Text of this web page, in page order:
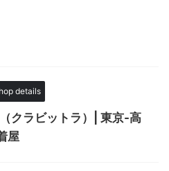
details
クラビットラ）| 東京-高
屋